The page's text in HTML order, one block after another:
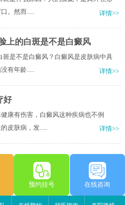
。然而.....
详情>>
上的白斑是不是白癜风
斑是不是白癜风？白癜风是皮肤病中具
有年龄.....
详情>>
好
康有伤害，白癜风这种疾病也不例
皮肤病，发.....
详情>>
预约挂号 在线咨询